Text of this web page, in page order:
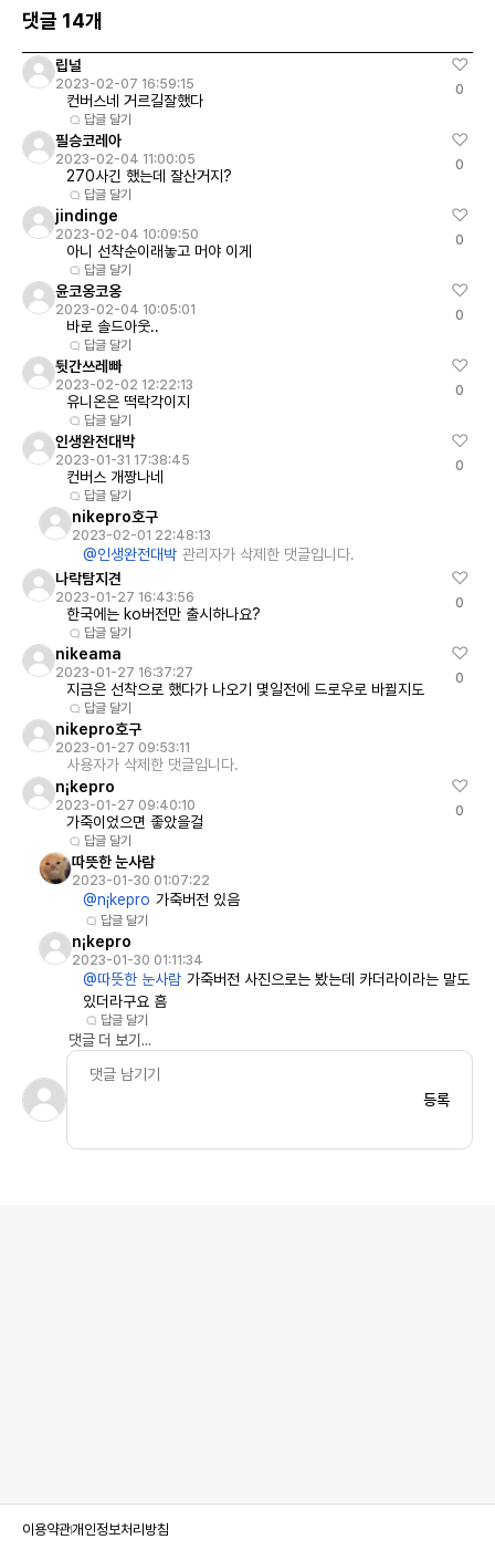
댓글 14개
립널
2023-02-07 16:59:15
컨버스네 거르길잘했다
답글 달기
0
필승코레아
2023-02-04 11:00:05
270사긴 했는데 잘산거지?
답글 달기
0
jindinge
2023-02-04 10:09:50
아니 선착순이래놓고 머야 이게
답글 달기
0
윤코옹코옹
2023-02-04 10:05:01
바로 솔드아웃..
답글 달기
0
뒷간쓰레빠
2023-02-02 12:22:13
유니온은 떡락각이지
답글 달기
0
인생완전대박
2023-01-31 17:38:45
컨버스 개짱나네
답글 달기
0
nikeprο호구
2023-02-01 22:48:13
@인생완전대박 관리자가 삭제한 댓글입니다.
나락탐지견
2023-01-27 16:43:56
한국에는 ko버전만 출시하나요?
답글 달기
0
nikeama
2023-01-27 16:37:27
지금은 선착으로 했다가 나오기 몇일전에 드로우로 바뀔지도
답글 달기
0
nikepro호구
2023-01-27 09:53:11
사용자가 삭제한 댓글입니다.
n¡kepro
2023-01-27 09:40:10
가죽이었으면 좋았을걸
답글 달기
0
따뜻한 눈사람
2023-01-30 01:07:22
@n¡kepro 가죽버전 있음
답글 달기
n¡kepro
2023-01-30 01:11:34
@따뜻한 눈사람 가죽버전 사진으로는 봤는데 카더라이라는 말도
있더라구요 흠
답글 달기
댓글 더 보기...
등록
이용약관개인정보처리방침